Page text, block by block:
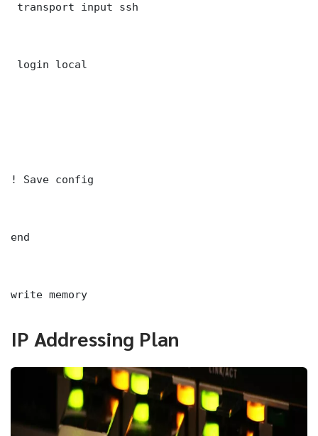
transport input ssh
login local
! Save config
end
write memory
IP Addressing Plan